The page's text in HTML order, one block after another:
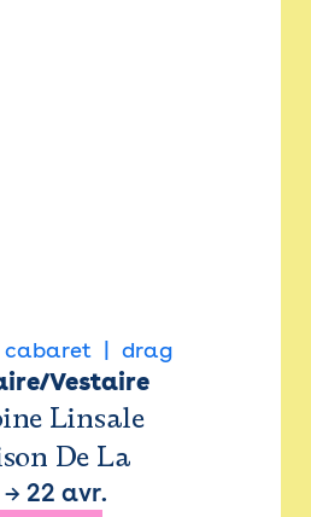
cabaret drag
Vestaire
Linsale
De La
22 avr.